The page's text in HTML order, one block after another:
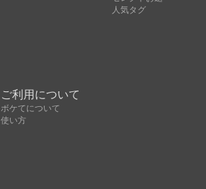
人気タグ
ご利用について
ボケてについて
使い方